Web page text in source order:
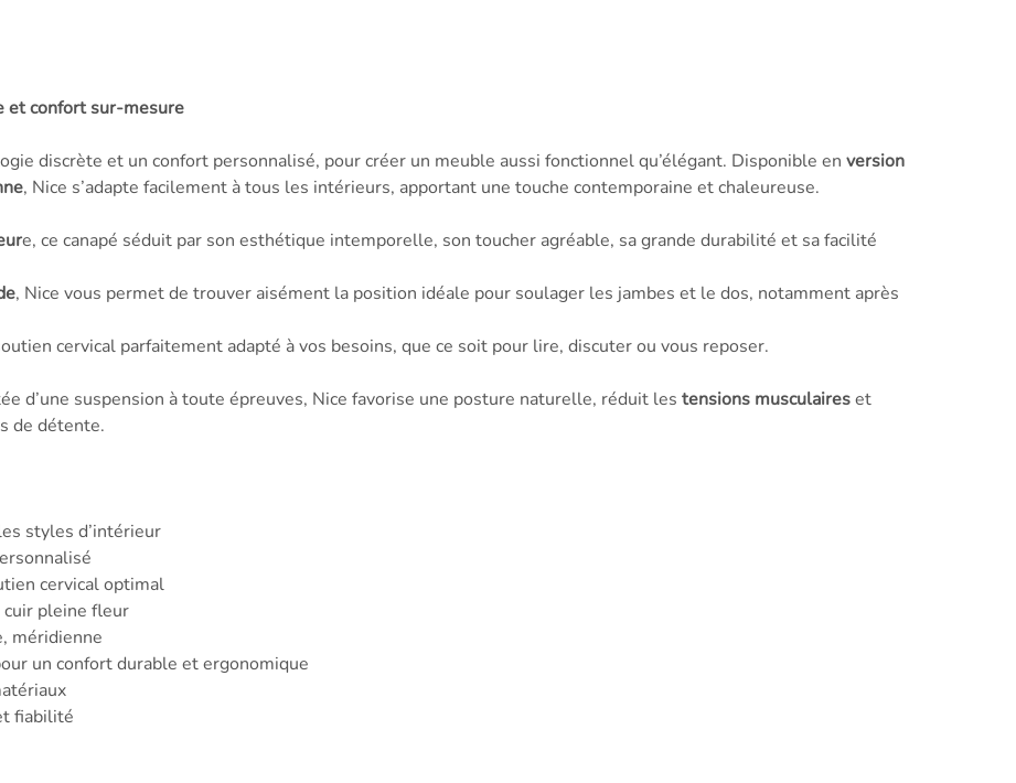
et confort sur-mesure
discrète et un confort personnalisé, pour créer un meuble aussi fonctionnel qu’élégant. Disponible enversion
, Nice s’adapte facilement à tous les intérieurs, apportant une touche contemporaine et chaleureuse.
e, ce canapé séduit par son esthétique intemporelle, son toucher agréable, sa grande durabilité et sa facilité
, Nice vous permet de trouver aisément la position idéale pour soulager les jambes et le dos, notamment après
cervical parfaitement adapté à vos besoins, que ce soit pour lire, discuter ou vous reposer.
d’une suspension à toute épreuves, Nice favorise une posture naturelle, réduit lestensions musculaireset
de détente.
styles d’intérieur
cervical optimal
pleine fleur
méridienne
un confort durable et ergonomique
fiabilité